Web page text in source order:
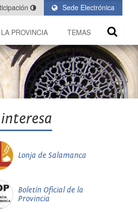
Sede Electrónica
LA PROVINCIA TEMAS
interesa
Lonja de Salamanca
Boletín Oficial de la
Provincia